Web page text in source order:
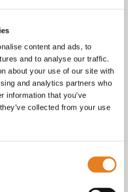
content and ads, to
and to analyse our traffic.
about your use of our site with
and analytics partners who
information that you’ve
collected from your use
betalingen en leveringen.
Facebook
Instagram
E-mail
+31 6 23227983
. KvK nr.: 18068338.
encookiepolicy als je benieuwd
met je gegevens doen.